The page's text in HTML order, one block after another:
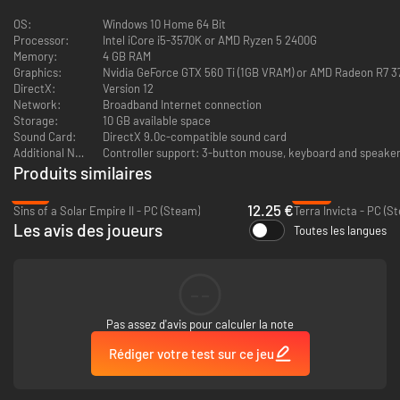
génétiquement pour créer des unités personnalisées.
Nouvelle crise de milieu de jeu : l'épidémie de vers du vide
Affrontez la terreur d'une infestation destructrice de vers du vide et
sauvez votre empire, ou regardez-le s'effondrer.
Deux nouvelles origines
Chasseurs de trésors et Vocation primitive
Deux espèces de la faune de l'espace mortelles
Vers du vide et Cutholoïdes
Deux nouveaux civismes
Conservateurs galactiques et Maîtres des bêtes
Découvrez de puissantes reliques inédites qui vous aideront dans votre
conquête et votre collection.
3 nouveaux morceaux de musique
OS:
Windows 10 Home 64 Bit
Processor:
Intel iCore i5-3570K or AMD Ryzen 5 2400G
Memory:
4 GB RAM
Graphics:
Nvidia GeForce GTX 560 Ti (1GB VRAM) or AMD
DirectX:
Version 12
Network:
Broadband Internet connection
Storage:
10 GB available space
Sound Card:
DirectX 9.0c-compatible sound card
Additional Notes:
Controller support: 3-button mouse, keyboard and
Produits similaires
Sins of a Solar Empire II - PC (Steam)
12.25 €Terra Invicta - PC
Les avis des joueurs Toutes les langues
Pas assez d'avis pour calculer la note
Rédiger votre test sur ce jeu